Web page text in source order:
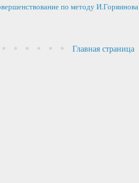
по методу И.Горяинова
Главная страница